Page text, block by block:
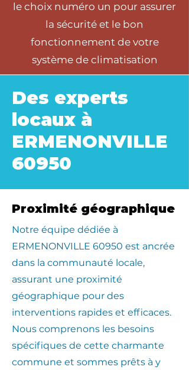
le choix numéro un pour assurer
la sécurité et le bon
fonctionnement de votre
système de climatisation
Des experts
locaux à
ERMENONVILLE
60950
Proximité géographique
​Notre équipe dédiée à
ERMENONVILLE 60950 est ancrée
dans la communauté locale,
assurant une proximité
géographique pour des
interventions rapides et efficaces.
Nous comprenons les besoins
spécifiques de cette charmante
commune et sommes prêts à y